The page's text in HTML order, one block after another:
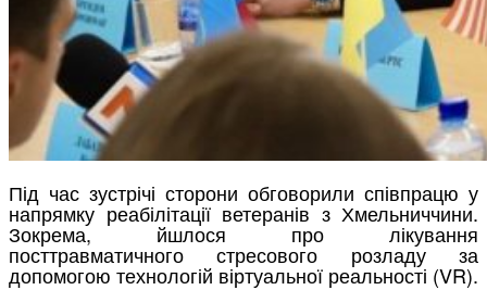
Під час зустрічі сторони обговорили співпрацю у
напрямку реабілітації ветеранів з Хмельниччини.
Зокрема, йшлося про лікування
посттравматичного стресового розладу за
допомогою технологій віртуальної реальності (VR).